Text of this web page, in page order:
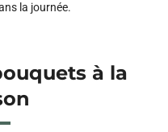
la journée.
à la